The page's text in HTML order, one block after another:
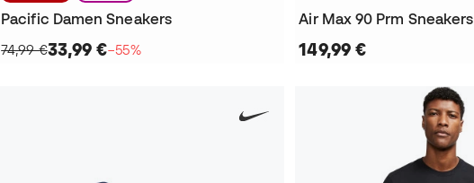
Pacific Damen Sneakers
74,99 €33,99 €−55%
Air Max 90 Prm Sneakers
149,99 €